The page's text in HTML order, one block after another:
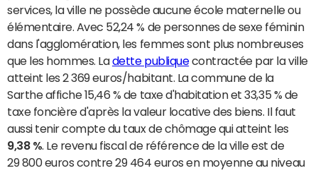
services, la ville ne possède aucune école maternelle ou
élémentaire. Avec 52,24 % de personnes de sexe féminin
dans l'agglomération, les femmes sont plus nombreuses
que les hommes. Ladette publiquecontractée par la ville
atteint les 2 369 euros/habitant. La commune de la
Sarthe affiche 15,46 % de taxe d'habitation et 33,35 % de
taxe foncière d'après la valeur locative des biens. Il faut
aussi tenir compte du taux de chômage qui atteint les
9,38 % . Le revenu fiscal de référence de la ville est de
29 800 euros contre 29 464 euros en moyenne au niveau